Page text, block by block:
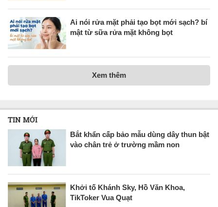
Ai nói rửa mặt phải tạo bọt mới sạch? bí
mật từ sữa rửa mặt không bọt
Xem thêm
TIN MỚI
Bắt khẩn cấp bảo mẫu dùng dây thun bật
vào chân trẻ ở trường mầm non
Khởi tố Khánh Sky, Hồ Văn Khoa,
TikToker Vua Quạt